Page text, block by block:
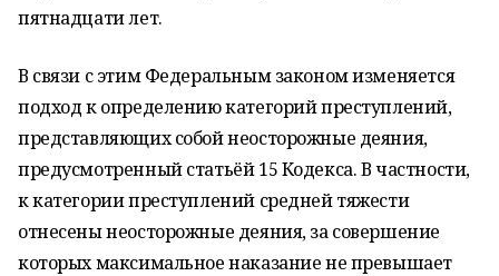
пятнадцати лет.
В связи с этим Федеральным законом изменяется
подход к определению категорий преступлений,
представляющих собой неосторожные деяния,
предусмотренный статьёй 15 Кодекса. В частности,
к категории преступлений средней тяжести
отнесены неосторожные деяния, за совершение
которых максимальное наказание не превышает